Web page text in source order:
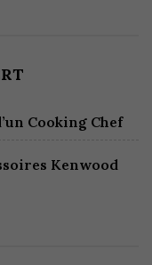
Cooking Chef
Kenwood